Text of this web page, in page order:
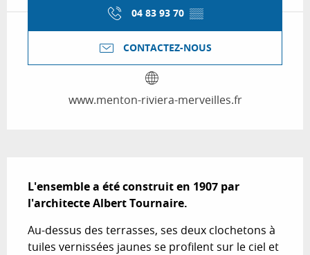
04 83 93 70 ▒▒
CONTACTEZ-NOUS
www.menton-riviera-merveilles.fr
L'ensemble a été construit en 1907 par
l'architecte Albert Tournaire.
Au-dessus des terrasses, ses deux clochetons à
tuiles vernissées jaunes se profilent sur le ciel et